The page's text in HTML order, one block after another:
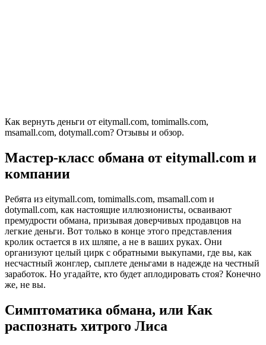
Как вернуть деньги от eitymall.com, tomimalls.com,
msamall.com, dotymall.com? Отзывы и обзор.
Мастер-класс обмана от eitymall.com и
компании
Ребята из eitymall.com, tomimalls.com, msamall.com и
dotymall.com, как настоящие иллюзионисты, осваивают
премудрости обмана, призывая доверчивых продавцов на
легкие деньги. Вот только в конце этого представления
кролик остается в их шляпе, а не в ваших руках. Они
организуют целый цирк с обратными выкупами, где вы, как
несчастный жонглер, сыплете деньгами в надежде на честный
заработок. Но угадайте, кто будет аплодировать стоя? Конечно
же, не вы.
Симптоматика обмана, или Как
распознать хитрого Лиса